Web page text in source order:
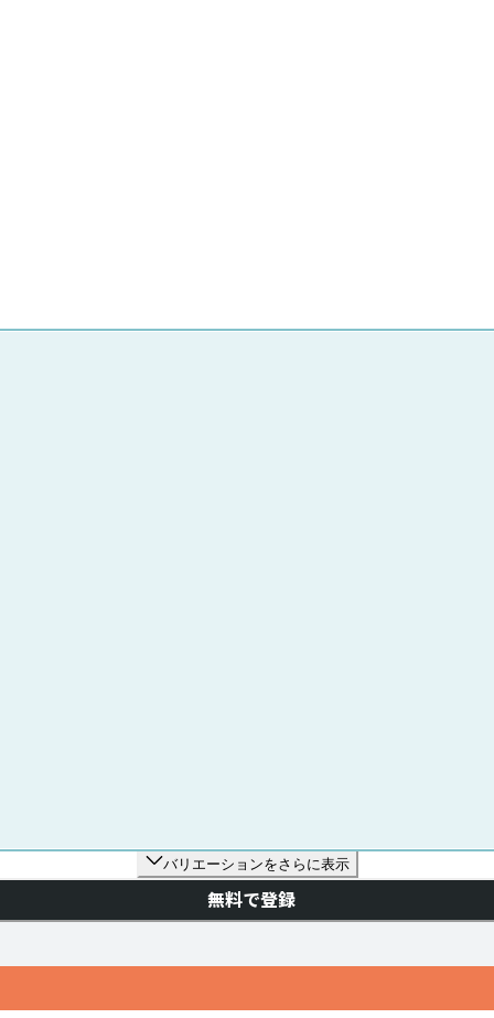
バリエーションをさらに表示
無料で登録